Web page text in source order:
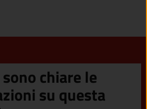
chiare le
su questa